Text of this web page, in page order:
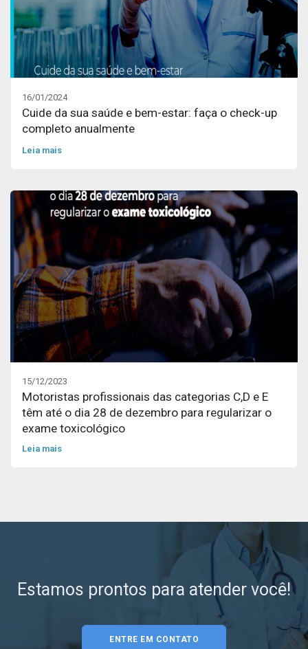
16/01/2024
Cuide da sua saúde e bem-estar: faça o check-up
completo anualmente
Leia mais
15/12/2023
Motoristas profissionais das categorias C,D e E
têm até o dia 28 de dezembro para regularizar o
exame toxicológico
Leia mais
Estamos prontos para atender você!
ENTRE EM CONTATO